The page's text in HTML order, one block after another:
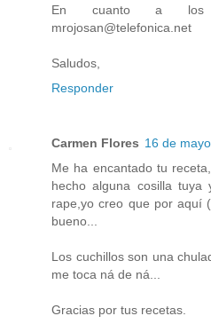
En cuanto a los
mrojosan@telefonica.net
Saludos,
Responder
Carmen Flores 16 de
Me ha encantado tu
hecho alguna cosilla
rape,yo creo que por aquí
bueno...
Los cuchillos son una
me toca ná de ná...
Gracias por tus recetas.